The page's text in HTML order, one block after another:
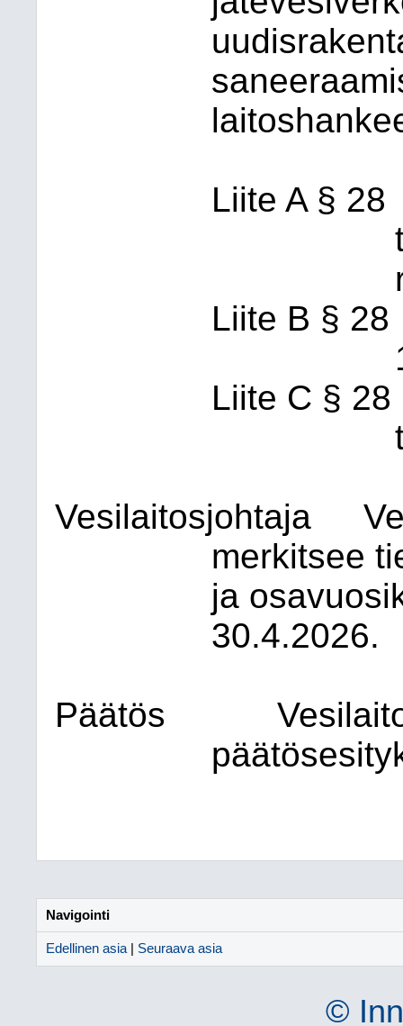
Liite A § 28
Liite B § 28
Liite C § 28
Vesilaitosjohtaja
merkitsee
ja
30.4.2026.
Päätös
Navigointi
Edellinen asia Seuraava asia
©